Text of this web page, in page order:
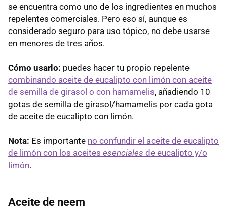
se encuentra como uno de los ingredientes en muchos
repelentes comerciales. Pero eso sí, aunque es
considerado seguro para uso tópico, no debe usarse
en menores de tres años.
Cómo usarlo: puedes hacer tu propio repelente
combinando aceite de eucalipto con limón con aceite
de semilla de girasol o con hamamelis, añadiendo 10
gotas de semilla de girasol/hamamelis por cada gota
de aceite de eucalipto con limón.
Nota: Es importante no confundir el aceite de eucalipto
de limón con los aceites esenciales de eucalipto y/o
limón.
Aceite de neem